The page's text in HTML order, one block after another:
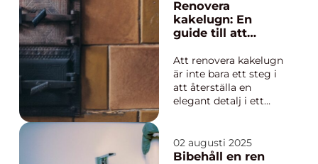
I en storstadsregion
som Stockholm, där
tempot kan vara hö...
Renovera
kakelugn: En
guide till att
historiska
eldstadsverk
Att renovera kakelugn
är inte bara ett steg i
att återställa en
elegant detalj i ett
att förbättra
energiprestandan och
02 augusti 2025
Bibehåll en ren